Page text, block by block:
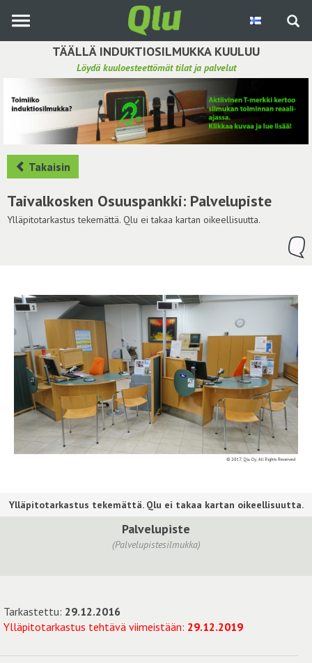
pääsisältöön
TÄÄLLÄ INDUKTIOSILMUKKA KUULUU
Löydä kuuloesteettömät tilat ja palvelut
Etsi induktiosilmukka
Tee ehdotus ja vaikuta kuulemiskokemukseen
Hae ehdotuksia
Käyttöohje
Yhteydenottopyyntö
Takaisin
Taivalkosken Osuuspankki: Palvelupiste
Ylläpitotarkastus tekemättä. Qlu ei takaa kartan oikeellisuutta.
Palvelupiste
(Palvelupistesilmukka)
Tarkastettu: 29.12.2016
Ylläpitotarkastus tehtävä viimeistään: 29.12.2019